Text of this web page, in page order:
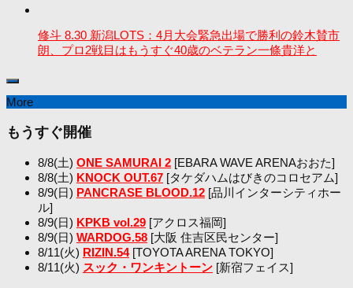
修斗 8.30 新潟LOTS：4月大会緊急出場で勝利の鈴木賛市
朗、プロ2戦目はもうすぐ40歳のベテラン一條貴洋と
More
もうすぐ開催
8/8(土) ONE SAMURAI 2 [EBARA WAVE ARENAおおた]
8/8(土) KNOCK OUT.67 [タケダハムはびきのコロセアム]
8/9(日) PANCRASE BLOOD.12 [品川インターシティホー
ル]
8/9(日) KPKB vol.29 [アクロス福岡]
8/9(日) WARDOG.58 [大阪 住吉区民センター]
8/11(火) RIZIN.54[TOYOTA ARENA TOKYO]
8/11(火) スック・ワンキントーン [新宿フェイス]